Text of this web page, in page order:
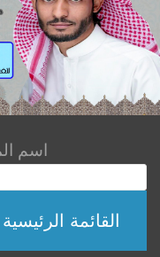
القائمة الرئيسية